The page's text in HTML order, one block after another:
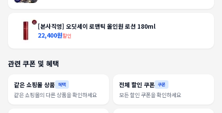
[본사직영] 오딧세이 로맨틱 올인원 로션 180ml
22,400원할인
관련 쿠폰 및 혜택
같은 쇼핑몰 상품 혜택
같은 쇼핑몰의 다른 상품을 확인하세요
전체 할인 쿠폰 쿠폰
모든 할인 쿠폰을 확인하세요